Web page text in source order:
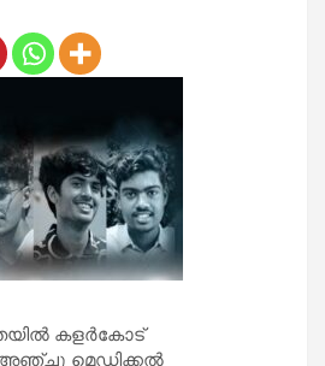
കളര്‍കോട്
അഞ്ചു മെഡിക്കല്‍